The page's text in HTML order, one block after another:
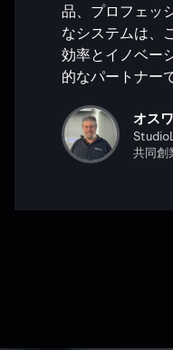
品、プロフェッ
なシステムは、
効率とイノベー
的なパートナー
オス
共同創